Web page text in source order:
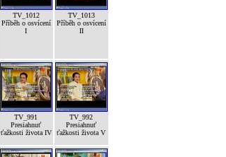
TV_1012
Příběh o osvícení
I
TV_1013
Příběh o osvícení
II
TV_991
Presiahnuť
ťažkosti života IV
TV_992
Presiahnuť
ťažkosti života V